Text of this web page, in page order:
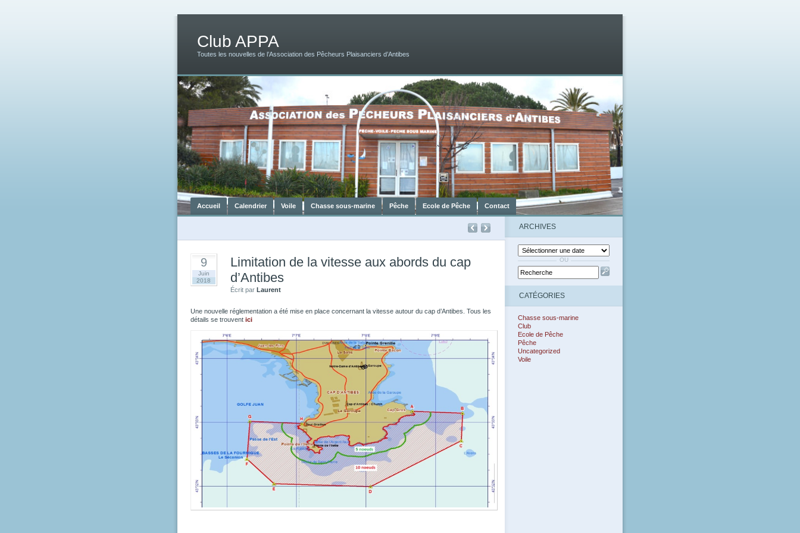
Club APPA
Toutes les nouvelles de l’Association des Pêcheurs Plaisanciers d’Antibes
Accueil Calendrier Voile Chasse sous-marine Pêche Ecole de Pêche Contact
9
Juin
2018
Limitation de la vitesse aux abords du cap
d’Antibes
Écrit par Laurent
Une nouvelle réglementation a été mise en place concernant la vitesse autour du cap d’Antibes. Tous les
détails se trouvent ici
ARCHIVES
OU
CATÉGORIES
Chasse sous-marine
Club
Ecole de Pêche
Pêche
Uncategorized
Voile